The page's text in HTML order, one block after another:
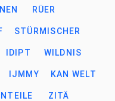
RÜER
STÜRMISCHER
IDIPT WILDNIS
IJMMY KAN WELT
ZITÄ